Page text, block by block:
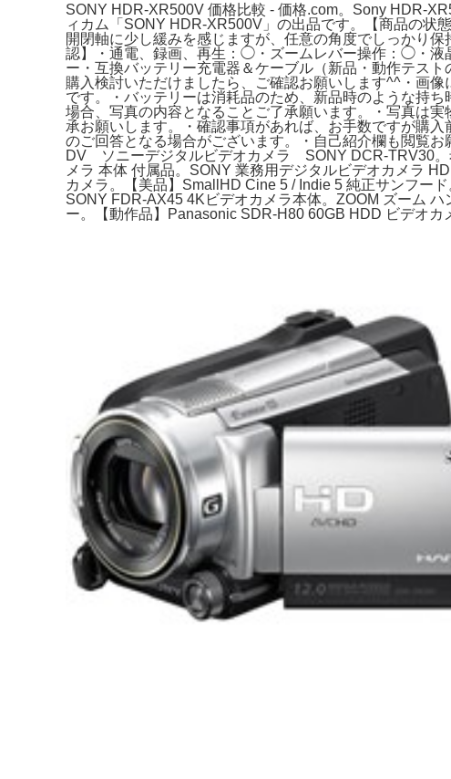
SONY HDR-XR500V 価格比較 - 価格.com。Sony HDR-
ィカム「SONY HDR-XR500V」の出品です。【商品の状
開閉軸に少し緩みを感じますが、任意の角度でしっかり
認】・通電、録画、再生：◯・ズームレバー操作：◯・
ー・互換バッテリー充電器＆ケーブル（新品・動作テ
購入検討いただけましたら、ご確認お願いします^^・画
です。・バッテリーは消耗品のため、新品時のような持
場合、写真の内容となることご了承願います。・写真は
承お願いします。・確認事項があれば、お手数ですが購
のご回答となる場合がございます。・自己紹介欄も閲覧
DV ソニーデジタルビデオカメラ SONY DCR-TRV30。
メラ 本体 付属品。SONY 業務用デジタルビデオカメラ
カメラ。【美品】SmallHD Cine 5 / Indie 5 純正サンフー
SONY FDR-AX45 4Kビデオカメラ本体。ZOOM ズーム
ー。【動作品】Panasonic SDR-H80 60GB HDD ビデオカ